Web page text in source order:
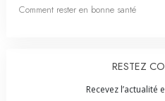
Comment rester en bonne santé
RESTEZ
Recevez l’actualité